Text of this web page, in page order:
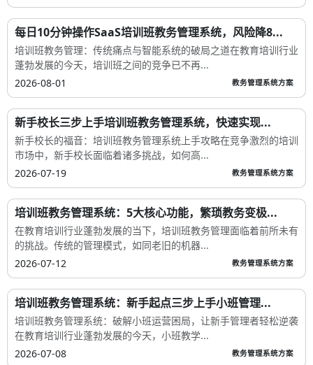
每日10分钟操作SaaS培训班教务管理系统，风险降8...
培训班教务管理：传统痛点与智能系统的破局之道在教育培训行业
蓬勃发展的今天，培训班之间的竞争已不再...
2026-08-01
教务管理系统方案
新手校长三步上手培训班教务管理系统，快速实现...
新手校长的福音：培训班教务管理系统上手攻略在竞争激烈的培训
市场中，新手校长面临着诸多挑战，如何高...
2026-07-19
教务管理系统方案
培训班教务管理系统：5大核心功能，繁琐教务变极...
在教育培训行业蓬勃发展的当下，培训班教务管理面临着前所未有
的挑战。传统的管理模式，如同老旧的机器...
2026-07-12
教务管理系统方案
培训班教务管理系统：新手起点三步上手小班管理...
培训班教务管理系统：破解小班运营困局，让新手管理者轻松逆袭
在教育培训行业蓬勃发展的今天，小班教学...
2026-07-08
教务管理系统方案